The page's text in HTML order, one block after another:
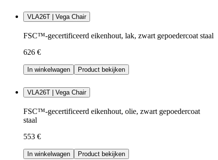
VLA26T | Vega Chair
FSC™-gecertificeerd eikenhout, lak, zwart gepoedercoat staal
626 €
In winkelwagen Product bekijken
VLA26T | Vega Chair
FSC™-gecertificeerd eikenhout, olie, zwart gepoedercoat
staal
553 €
In winkelwagen Product bekijken